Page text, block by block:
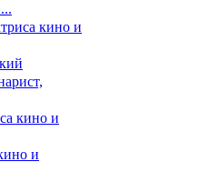
кино и
кино и
и